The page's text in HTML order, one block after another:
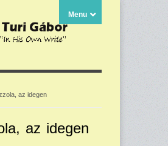
Menu
az idegen
az idegen